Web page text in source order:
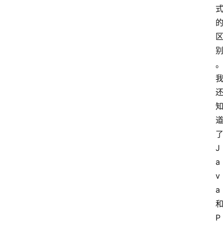
式
的
区
别
。
我
还
知
道
了
J
a
v
a
和
P